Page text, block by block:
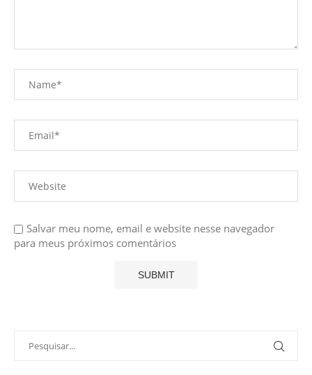
Salvar meu nome, email e website nesse navegador
para meus próximos comentários